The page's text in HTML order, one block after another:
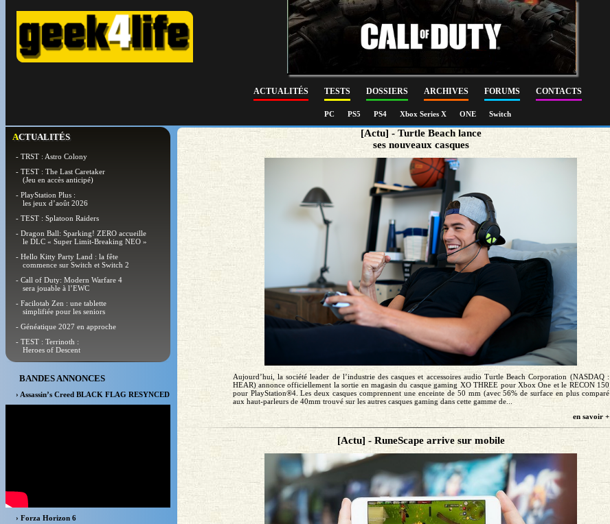
ACTUALITÉS TESTS DOSSIERS ARCHIVES FORUMS CONTACTS
PC PS5 PS4 Xbox Series X ONE Switch
ACTUALITÉS
- TRST : Astro Colony
- TEST : The Last Caretaker
(Jeu en accès anticipé)
- PlayStation Plus :
les jeux d’août 2026
- TEST : Splatoon Raiders
- Dragon Ball: Sparking! ZERO accueille
le DLC « Super Limit-Breaking NEO »
- Hello Kitty Party Land : la fête
commence sur Switch et Switch 2
- Call of Duty: Modern Warfare 4
sera jouable à l’EWC
- Facilotab Zen : une tablette
simplifiée pour les seniors
- Généatique 2027 en approche
- TEST : Terrinoth :
Heroes of Descent
BANDES ANNONCES
› Assassin’s Creed BLACK FLAG RESYNCED
› Forza Horizon 6
[Actu] - Turtle Beach lance
ses nouveaux casques
Aujourd’hui, la société leader de l’industrie des casques et accessoires audio Turtle Beach Corporation (NASDAQ :
HEAR) annonce officiellement la sortie en magasin du casque gaming XO THREE pour Xbox One et le RECON 150
pour PlayStation®4. Les deux casques comprennent une enceinte de 50 mm (avec 56% de surface en plus comparé
aux haut-parleurs de 40mm trouvé sur les autres casques gaming dans cette gamme de...
en savoir +
[Actu] - RuneScape arrive sur mobile